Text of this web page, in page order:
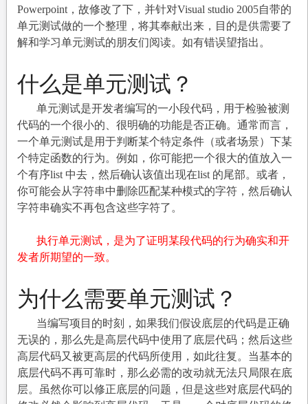
Powerpoint，故修改了下，并针对Visual studio 2005自带的
单元测试做的一个整理，将其奉献出来，目的是供需要了
解和学习单元测试的朋友们阅读。如有错误望指出。
什么是单元测试？
单元测试是开发者编写的一小段代码，用于检验被测
代码的一个很小的、很明确的功能是否正确。通常而言，
一个单元测试是用于判断某个特定条件（或者场景）下某
个特定函数的行为。例如，你可能把一个很大的值放入一
个有序list 中去，然后确认该值出现在list 的尾部。或者，
你可能会从字符串中删除匹配某种模式的字符，然后确认
字符串确实不再包含这些字符了。
执行单元测试，是为了证明某段代码的行为确实和开
发者所期望的一致。
为什么需要单元测试？
当编写项目的时刻，如果我们假设底层的代码是正确
无误的，那么先是高层代码中使用了底层代码；然后这些
高层代码又被更高层的代码所使用，如此往复。当基本的
底层代码不再可靠时，那么必需的改动就无法只局限在底
层。虽然你可以修正底层的问题，但是这些对底层代码的